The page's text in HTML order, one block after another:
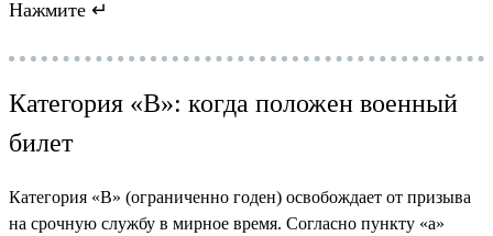
Нажмите ↵
Категория «В»: когда положен военный
билет
Категория «В» (ограниченно годен) освобождает от призыва
на срочную службу в мирное время. Согласно пункту «а»